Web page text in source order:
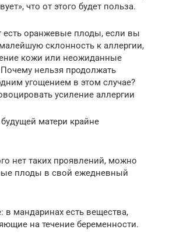
что от этого будет польза.
есть оранжевые плоды, если вы
склонность к аллергии,
кожи или неожиданные
нельзя продолжать
угощением в этом случае?
усиление аллергии
матери крайне
нет таких проявлений, можно
плоды в свой ежедневный
в мандаринах есть вещества,
на течение беременности.